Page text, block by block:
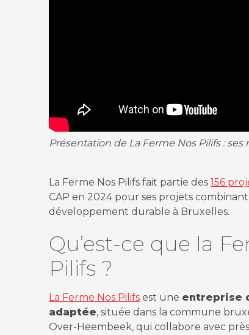
Présentation de La Ferme Nos Pilifs :
La Ferme Nos Pilifs fait partie des 156
CAP en 2024 pour ses projets
développement durable à Bruxelles.
Qu’est-ce que la
Pilifs ?
La Ferme Nos Pilifs est une entreprise
adaptée, située dans la commune
Over-Heembeek, qui collabore avec